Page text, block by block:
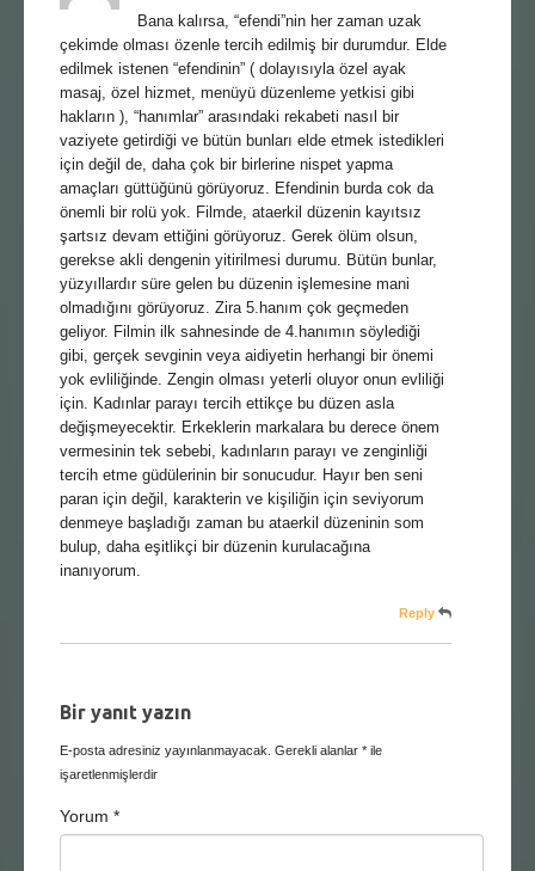
Bana kalırsa, “efendi”nin her zaman uzak
çekimde olması özenle tercih edilmiş bir durumdur. Elde
edilmek istenen “efendinin” ( dolayısıyla özel ayak
masaj, özel hizmet, menüyü düzenleme yetkisi gibi
hakların ), “hanımlar” arasındaki rekabeti nasıl bir
vaziyete getirdiği ve bütün bunları elde etmek istedikleri
için değil de, daha çok bir birlerine nispet yapma
amaçları güttüğünü görüyoruz. Efendinin burda cok da
önemli bir rolü yok. Filmde, ataerkil düzenin kayıtsız
şartsız devam ettiğini görüyoruz. Gerek ölüm olsun,
gerekse akli dengenin yitirilmesi durumu. Bütün bunlar,
yüzyıllardır süre gelen bu düzenin işlemesine mani
olmadığını görüyoruz. Zira 5.hanım çok geçmeden
geliyor. Filmin ilk sahnesinde de 4.hanımın söylediği
gibi, gerçek sevginin veya aidiyetin herhangi bir önemi
yok evliliğinde. Zengin olması yeterli oluyor onun evliliği
için. Kadınlar parayı tercih ettikçe bu düzen asla
değişmeyecektir. Erkeklerin markalara bu derece önem
vermesinin tek sebebi, kadınların parayı ve zenginliği
tercih etme güdülerinin bir sonucudur. Hayır ben seni
paran için değil, karakterin ve kişiliğin için seviyorum
denmeye başladığı zaman bu ataerkil düzeninin som
bulup, daha eşitlikçi bir düzenin kurulacağına
inanıyorum.
Reply
Bir yanıt yazın
E-posta adresiniz yayınlanmayacak. Gerekli alanlar * ile
işaretlenmişlerdir
Yorum *